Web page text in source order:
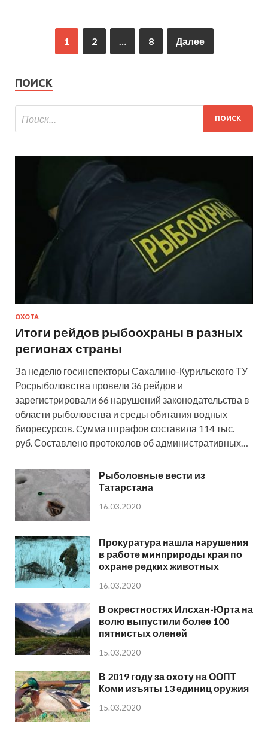
1 2 … 8 Далее
ПОИСК
ОХОТА
Итоги рейдов рыбоохраны в разных
регионах страны
За неделю госинспекторы Сахалино-Курильского ТУ
Росрыболовства провели 36 рейдов и
зарегистрировали 66 нарушений законодательства в
области рыболовства и среды обитания водных
биоресурсов. Cумма штрафов составила 114 тыс.
руб. Составлено протоколов об административных…
Рыболовные вести из
Татарстана
16.03.2020
Прокуратура нашла нарушения
в работе минприроды края по
охране редких животных
16.03.2020
В окрестностях Илсхан-Юрта на
волю выпустили более 100
пятнистых оленей
15.03.2020
В 2019 году за охоту на ООПТ
Коми изъяты 13 единиц оружия
15.03.2020